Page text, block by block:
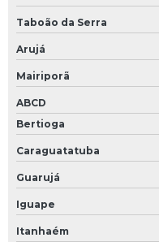
Servoacionamentos
Sistema de servoacionamento
Teclado de membrana industrial
Teclado industrial
Teclado pc industrial
Teste de circuitos eletrônicos
Conserto cnc
Taboão da Serra
Arujá
Mairiporã
ABCD
Bertioga
Caraguatatuba
Guarujá
Iguape
Itanhaém